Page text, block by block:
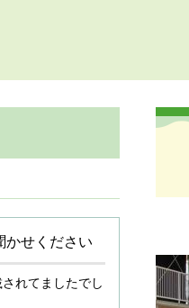
本
かせください
れてましたでし